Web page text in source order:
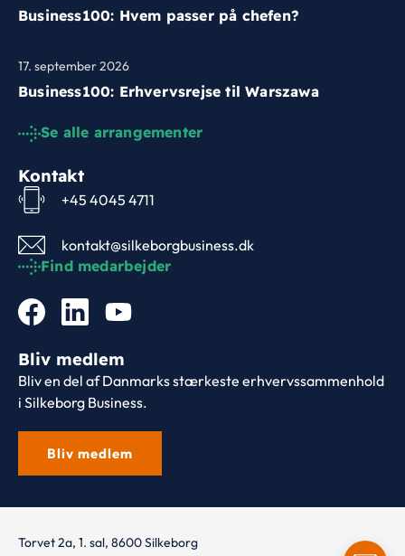
Business100: Hvem passer på chefen?
17. september 2026
Business100: Erhvervsrejse til Warszawa
Se alle arrangementer
Kontakt
+45 4045 4711
kontakt@silkeborgbusiness.dk
Find medarbejder
Bliv medlem
Bliv en del af Danmarks stærkeste erhvervssammenhold
i Silkeborg Business.
Bliv medlem
Torvet 2a, 1. sal, 8600 Silkeborg